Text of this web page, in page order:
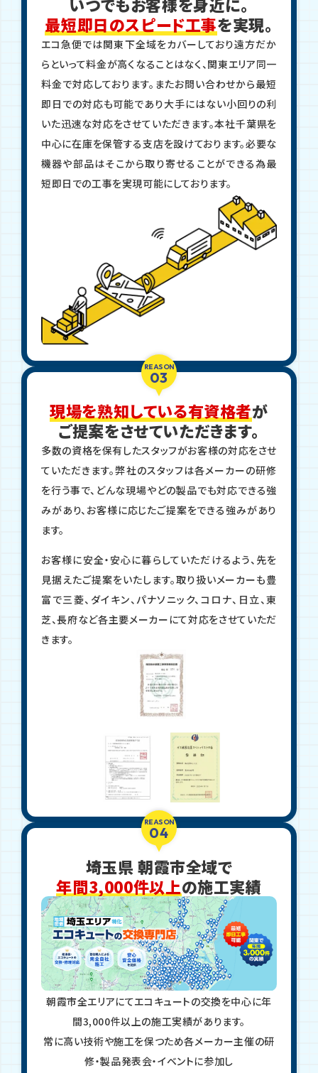
最短即日のスピード工事を実現。
エコ急便では関東下全域をカバーしており遠方だか
らといって料金が高くなることはなく、関東エリア同一
料金で対応しております。またお問い合わせから最短
即日での対応も可能であり大手にはない小回りの利
いた迅速な対応をさせていただきます。本社千葉県を
中心に在庫を保管する支店を設けております。必要な
機器や部品はそこから取り寄せることができる為最
短即日での工事を実現可能にしております。
REASON
03
現場を熟知している有資格者が
ご提案をさせていただきます。
多数の資格を保有したスタッフがお客様の対応をさせ
ていただきます。弊社のスタッフは各メーカーの研修
を行う事で、どんな現場やどの製品でも対応できる強
みがあり、お客様に応じたご提案をできる強みがあり
ます。
お客様に安全・安心に暮らしていただけるよう、先を
見据えたご提案をいたします。取り扱いメーカーも豊
富で三菱、ダイキン、パナソニック、コロナ、日立、東
芝、長府など各主要メーカーにて対応をさせていただ
きます。
REASON
04
埼玉県 朝霞市全域で
年間3,000件以上の施工実績
朝霞市全エリアにてエコキュートの交換を中心に年
間3,000件以上の施工実績があります。
常に高い技術や施工を保つため各メーカー主催の研
修・製品発表会・イベントに参加し